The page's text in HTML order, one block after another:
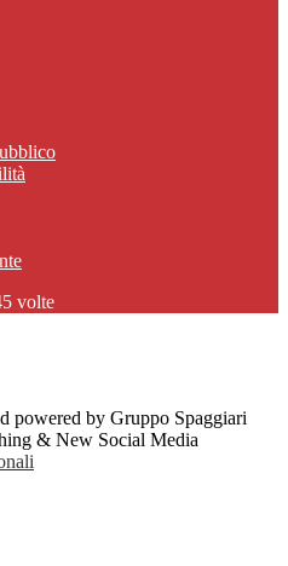
volte
powered by Gruppo Spaggiari
& New Social Media